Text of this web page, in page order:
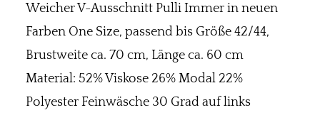
Weicher V-Ausschnitt Pulli Immer in neuen
Farben One Size, passend bis Größe 42/44,
Brustweite ca. 70 cm, Länge ca. 60 cm
Material: 52% Viskose 26% Modal 22%
Polyester Feinwäsche 30 Grad auf links